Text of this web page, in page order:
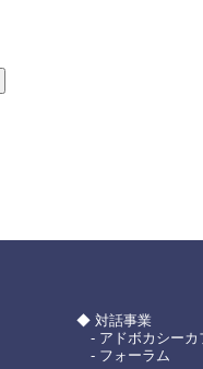
◆ 対話事業
- アドボカシーカ
- フォーラム